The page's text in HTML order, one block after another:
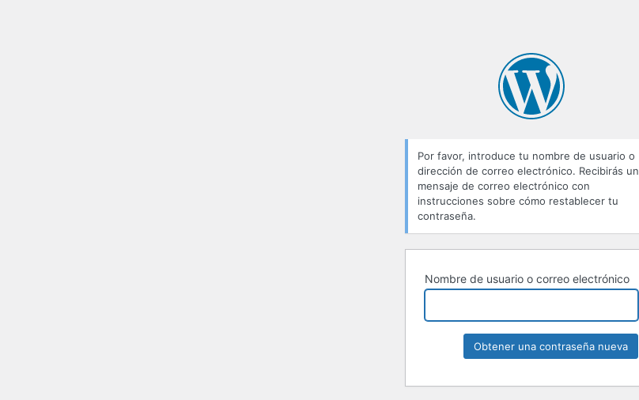
Por favor, introduce tu nombre de usuario o
dirección de correo electrónico. Recibirás un
mensaje de correo electrónico con
instrucciones sobre cómo restablecer tu
contraseña.
Nombre de usuario o correo electrónico
Alternative: